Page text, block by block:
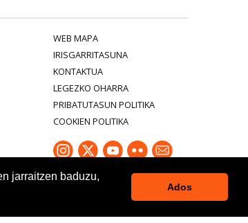
jarraitzen baduzu,
Ados
WEB MAPA
IRISGARRITASUNA
KONTAKTUA
LEGEZKO OHARRA
PRIBATUTASUN POLITIKA
COOKIEN POLITIKA